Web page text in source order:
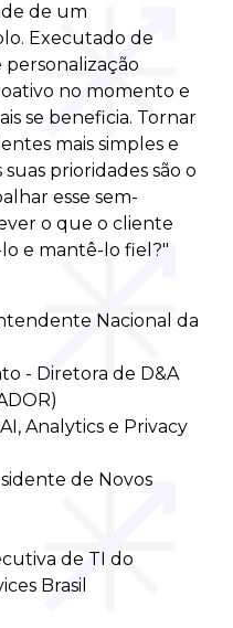
de um
Executado de
no momento e
se beneficia. Tornar
mais simples e
prioridades são o
esse sem-
o que o cliente
e mantê-lo fiel?"
Nacional da
- Diretora de D&A
Analytics e Privacy
de Novos
de TI do
Brasil